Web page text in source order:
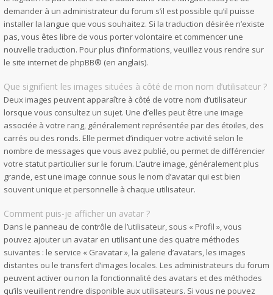
demander à un administrateur du forum s’il est possible qu’il puisse
installer la langue que vous souhaitez. Si la traduction désirée n’existe
pas, vous êtes libre de vous porter volontaire et commencer une
nouvelle traduction. Pour plus d’informations, veuillez vous rendre sur
le site internet de phpBB® (en anglais).
Que signifient les images situées à côté de mon nom d’utilisateur ?
Deux images peuvent apparaître à côté de votre nom d’utilisateur
lorsque vous consultez un sujet. Une d’elles peut être une image
associée à votre rang, généralement représentée par des étoiles, des
carrés ou des ronds. Elle permet d’indiquer votre activité selon le
nombre de messages que vous avez publié, ou permet de différencier
votre statut particulier sur le forum. L’autre image, généralement plus
grande, est une image connue sous le nom d’avatar qui est bien
souvent unique et personnelle à chaque utilisateur.
Comment puis-je afficher un avatar ?
Dans le panneau de contrôle de l’utilisateur, sous « Profil », vous
pouvez ajouter un avatar en utilisant une des quatre méthodes
suivantes : le service « Gravatar », la galerie d’avatars, les images
distantes ou le transfert d’images locales. Les administrateurs du forum
peuvent activer ou non la fonctionnalité des avatars et des méthodes
qu’ils veuillent rendre disponible aux utilisateurs. Si vous ne pouvez